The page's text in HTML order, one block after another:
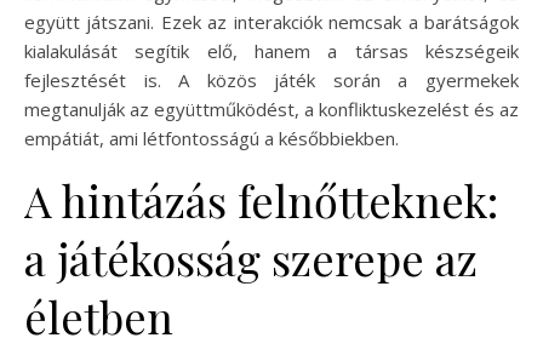
együtt játszani. Ezek az interakciók nemcsak a barátságok
kialakulását segítik elő, hanem a társas készségeik
fejlesztését is. A közös játék során a gyermekek
megtanulják az együttműködést, a konfliktuskezelést és az
empátiát, ami létfontosságú a későbbiekben.
A hintázás felnőtteknek:
a játékosság szerepe az
életben